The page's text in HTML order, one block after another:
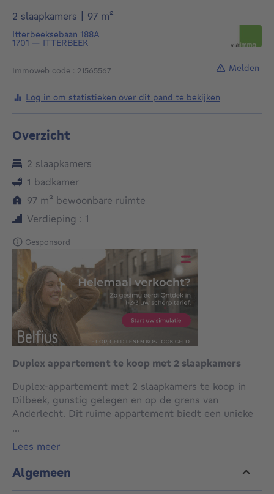
2 slaapkamers
97 m²
Itterbeeksebaan 188A
1701 — ITTERBEEK
Immoweb code : 21565567
Log in om statistieken over dit pand te bekijken
Melden
Overzicht
2 slaapkamers
1 badkamer
97 m² vierkante meters
bewoonbare ruimte
Verdieping : 1
Gesponsord
Duplex appartement te koop met 2 slaapkamers
Duplex-appartement met 2 slaapkamers te koop in
Dilbeek, gunstig gelegen en op de grens van
Anderlecht. Dit ruime appartement biedt een unieke
over twee comfortabele slaapkamers. De
benedenverdieping van dit duplex appartement is
ontworpen met het oog op modern comfort en
ruimte. De open indeling creëert een gezellige
...
lees meer
Algemeen